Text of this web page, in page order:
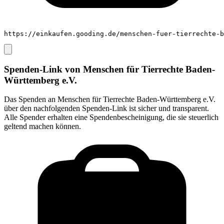
https://einkaufen.gooding.de/menschen-fuer-tierrechte-
Spenden-Link von Menschen für Tierrechte Baden-
Württemberg e.V.
Das Spenden an Menschen für Tierrechte Baden-Württemberg e.V.
über den nachfolgenden Spenden-Link ist sicher und transparent.
Alle Spender erhalten eine Spendenbescheinigung, die sie steuerlich
geltend machen können.